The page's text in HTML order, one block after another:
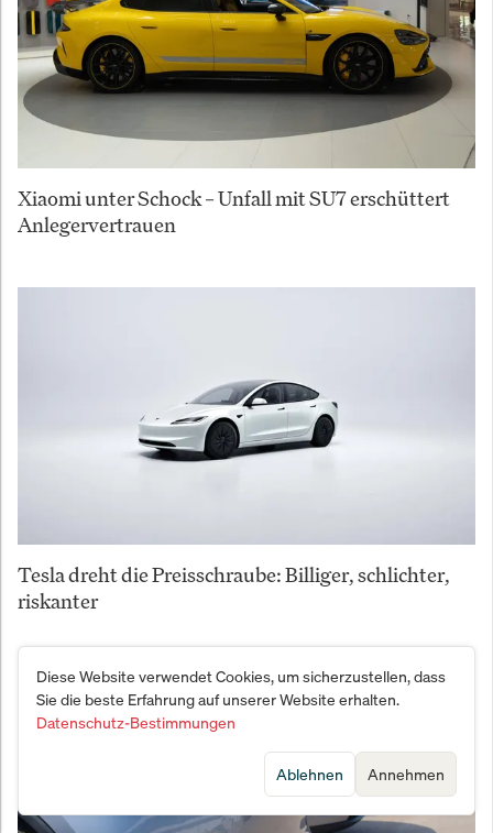
Xiaomi unter Schock – Unfall mit SU7 erschüttert
Anlegervertrauen
Tesla dreht die Preisschraube: Billiger, schlichter,
riskanter
Diese Website verwendet Cookies, um sicherzustellen, dass
Sie die beste Erfahrung auf unserer Website erhalten.
Datenschutz-Bestimmungen
Annehmen
Ablehnen